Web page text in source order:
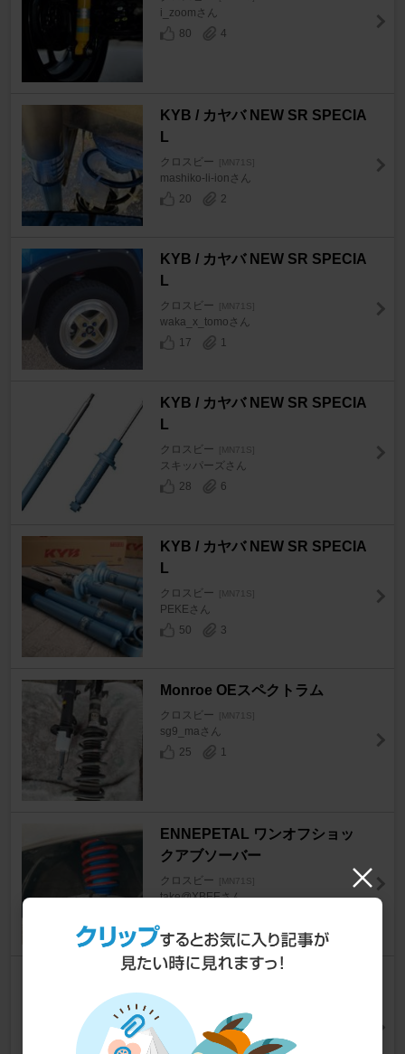
i_zoomさん
80
4
KYB / カヤバ NEW SR SPECIA
L
クロスビー [MN71S]
mashiko-li-ionさん
20
2
KYB / カヤバ NEW SR SPECIA
L
クロスビー [MN71S]
waka_x_tomoさん
17
1
KYB / カヤバ NEW SR SPECIA
L
クロスビー [MN71S]
スキッパーズさん
28
6
KYB / カヤバ NEW SR SPECIA
L
クロスビー [MN71S]
PEKEさん
50
3
Monroe OEスペクトラム
クロスビー [MN71S]
sg9_maさん
25
1
ENNEPETAL ワンオフショッ
クアブソーバー
クロスビー [MN71S]
take@XBEEさん
L
クロスビー [MN71S]
JUＮBO104さん